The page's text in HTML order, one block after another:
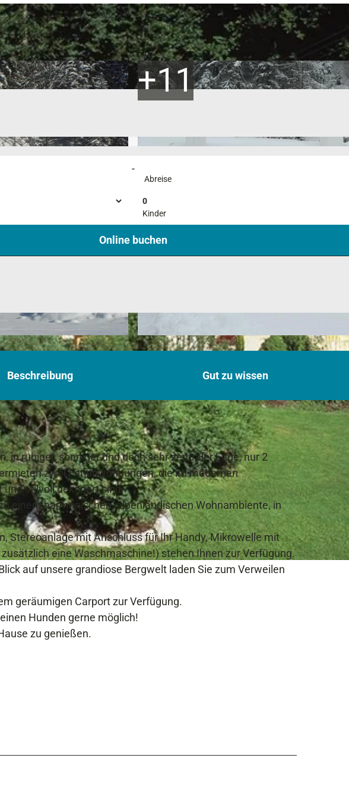
D
2
6
8
3
-
Abreise
0
Kinder
Online buchen
Beschreibung Gut zu wissen
in ruhiger, sonniger und doch sehr zentraler Lage, nur 2
zwei Ferienwohnungen, die im modernen
stilvoll dekoriert sind.
einem harmonischen, alpenländischen Wohnambiente, in
Stereoanlage mit Anschluss für Ihr Handy, Mikrowelle mit
eine Waschmaschine!) stehen Ihnen zur Verfügung.
auf unsere grandiose Bergwelt laden Sie zum Verweilen
geräumigen Carport zur Verfügung.
Hunden gerne möglich!
zu genießen.